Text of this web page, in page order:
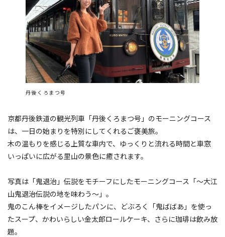
丹後くろまつ号
京都丹後鉄道の観光列車「丹後くろまつ号」のモーニングコース
は、一日の始まりを特別にしてくれるご褒美旅。
木の温もりを感じる上質な車内で、ゆっくりと流れる時間と車窓
いっぱいに広がる里山の景色に癒されます。
写真は「鬼退治」伝説をモチーフにしたモーニングコース「～大江
山鬼退治伝説の地を味わう～」。
鬼のこん棒をイメージしたパンに、どぶろく「鬼ばばあ」を使っ
たスープ、かわいらしい金太郎ロールケーキ、さらに珈琲は飲み放
題。